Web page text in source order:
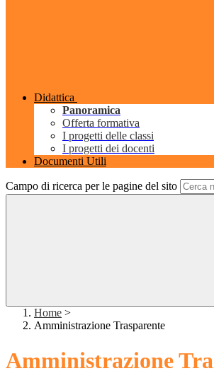
Didattica
Panoramica
Offerta formativa
I progetti delle classi
I progetti dei docenti
Documenti Utili
Campo di ricerca per le pagine del sito
Home >
Amministrazione Trasparente
Amministrazione